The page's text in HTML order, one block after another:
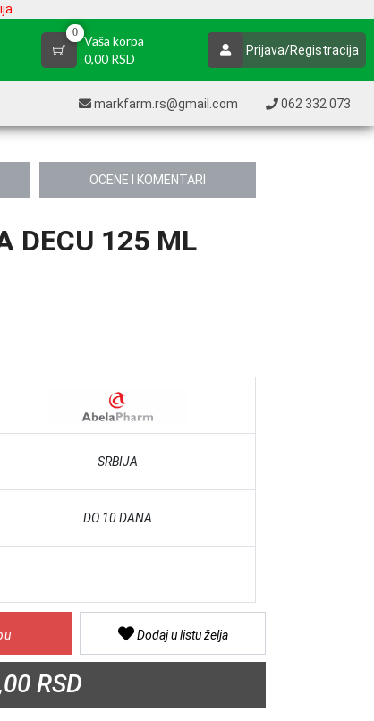
0
Vaša korpa
0,00 RSD
Prijava/Registracija
markfarm.rs@gmail.com 062 332 073
OCENE I KOMENTARI
DECU 125 ML
SRBIJA
DO 10 DANA
Dodaj u listu želja
RSD